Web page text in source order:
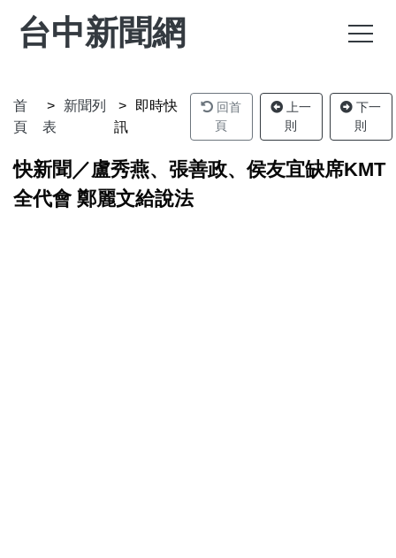
台中新聞網
首
頁
新聞列
表
即時快
訊
回首
頁
上一
則
下一
則
快新聞／盧秀燕、張善政、侯友宜缺席KMT
全代會 鄭麗文給說法